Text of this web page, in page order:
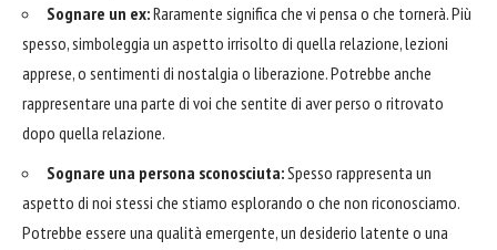
Sognare un ex:Raramente significa che vi pensa o che tornerà. Più
spesso, simboleggia un aspetto irrisolto di quella relazione, lezioni
apprese, o sentimenti di nostalgia o liberazione. Potrebbe anche
rappresentare una parte di voi che sentite di aver perso o ritrovato
dopo quella relazione.
Sognare una persona sconosciuta:Spesso rappresenta un
aspetto di noi stessi che stiamo esplorando o che non riconosciamo.
Potrebbe essere una qualità emergente, un desiderio latente o una